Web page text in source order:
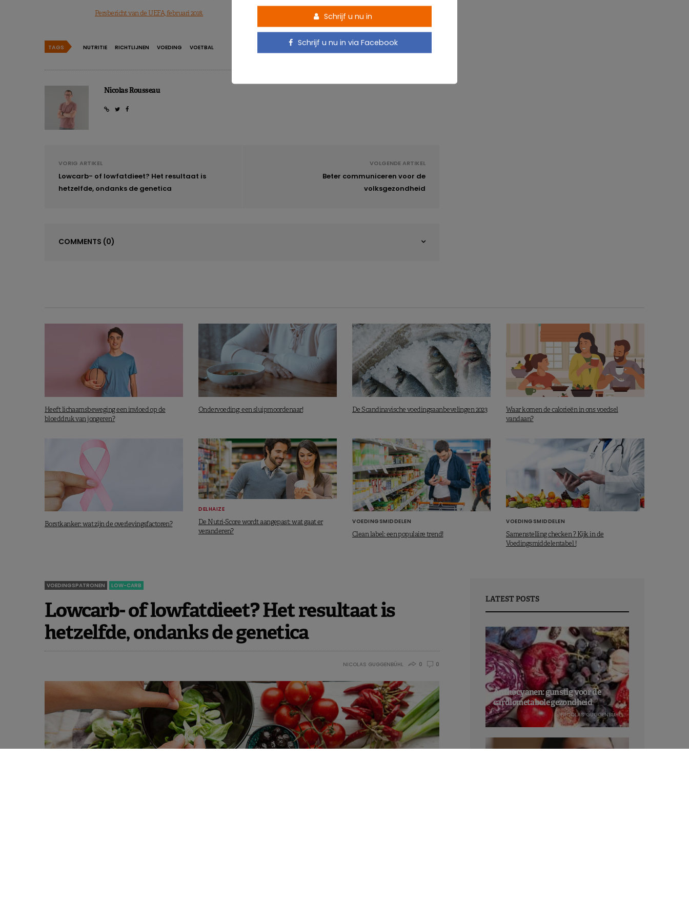
Persbericht van de UEFA, februari 2018.
TAGS NUTRITIE RICHTLIJNEN VOEDING VOETBAL
Nicolas Rousseau
VORIG ARTIKEL
Lowcarb- of lowfatdieet? Het resultaat is
hetzelfde, ondanks de genetica
VOLGENDE ARTIKEL
Beter communiceren voor de
volksgezondheid
COMMENTS (0)
Heeft lichaamsbeweging een invloed op de
bloeddruk van jongeren?
Ondervoeding: een sluipmoordenaar! De Scandinavische voedingsaanbevelingen 2023
Waar komen de calorieën in ons voedsel
vandaan?
Borstkanker: wat zijn de overlevingsfactoren?
DELHAIZE
De Nutri-Score wordt aangepast: wat gaat er
veranderen?
VOEDINGSMIDDELEN
Clean label: een populaire trend!
VOEDINGSMIDDELEN
Samenstelling checken ? Kijk in de
Voedingsmiddelentabel !
VOEDINGSPATRONEN LOW-CARB
Lowcarb- of lowfatdieet? Het resultaat is
hetzelfde, ondanks de genetica
NICOLAS GUGGENBÜHL 0 0
LATEST POSTS
Anthocyanen: gunstig voor de
cardiometabole gezondheid
NICOLAS GUGGENBÜHL
Schrijf u nu in
Schrijf u nu in via Facebook